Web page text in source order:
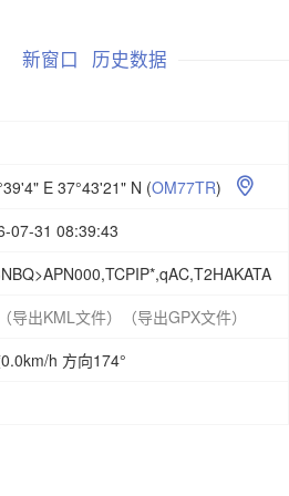
新窗口 历史数据
E 37°43'21" N (OM77TR) 
07-31 08:39:43
（导出KML文件）
（导出GPX文件）
h 方向174°